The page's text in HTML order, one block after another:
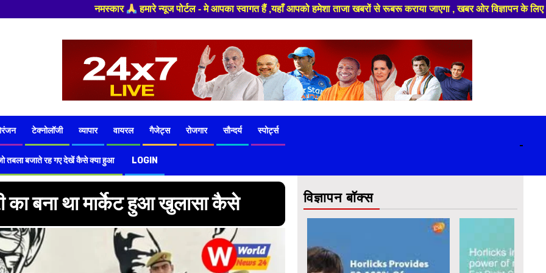
पोर्टल - मे आपका स्वागत हैं ,यहाँ आपको हमेशा ताजा खबरों से रूबरू कराया जाएगा , खबर ओर विज्ञापन के लिए संपर्क करे +91 9839649848 ,हमारे यूट्यूब
टेक्नोलॉजी व्यापार वायरल गैजेट्स रोजगार सौन्दर्य स्पोर्ट्स
जो तबला बजाते रह गए देखें कैसे क्या हुआ LOGIN
-
का बना था मार्केट हुआ खुलासा कैसे विज्ञापन बॉक्स